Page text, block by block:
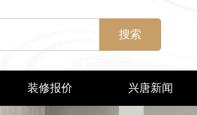
搜索
装修报价 兴唐新闻